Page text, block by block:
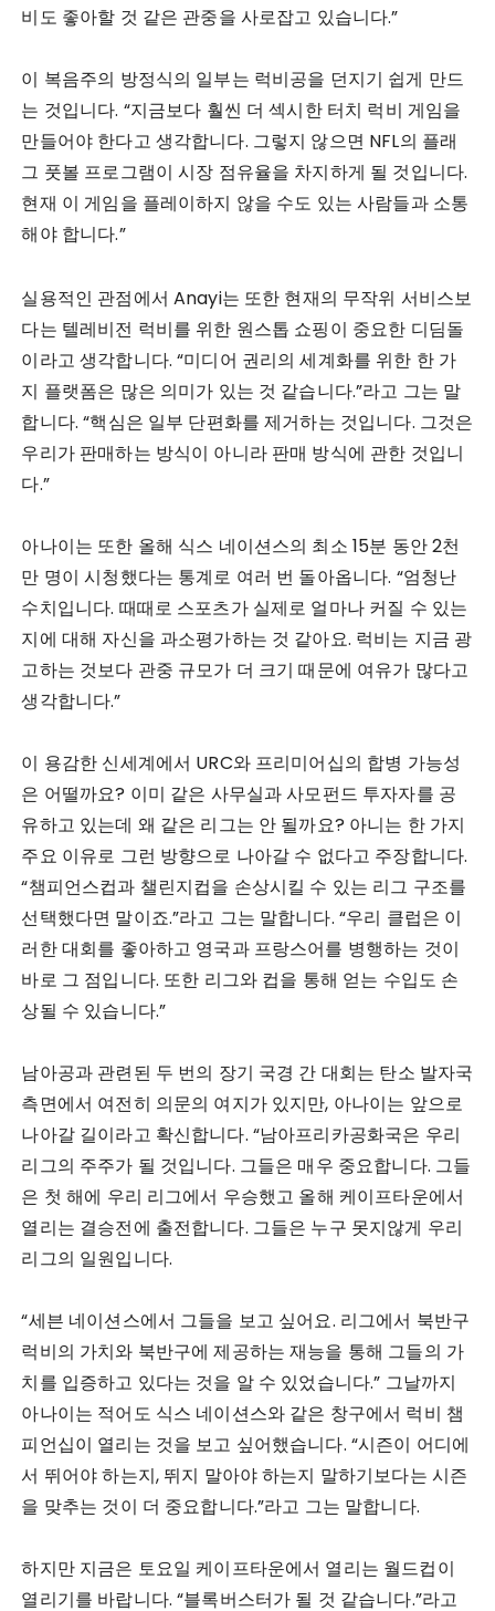
비도 좋아할 것 같은 관중을 사로잡고 있습니다.”
이 복음주의 방정식의 일부는 럭비공을 던지기 쉽게 만드
는 것입니다. “지금보다 훨씬 더 섹시한 터치 럭비 게임을
만들어야 한다고 생각합니다. 그렇지 않으면 NFL의 플래
그 풋볼 프로그램이 시장 점유율을 차지하게 될 것입니다.
현재 이 게임을 플레이하지 않을 수도 있는 사람들과 소통
해야 합니다.”
실용적인 관점에서 Anayi는 또한 현재의 무작위 서비스보
다는 텔레비전 럭비를 위한 원스톱 쇼핑이 중요한 디딤돌
이라고 생각합니다. “미디어 권리의 세계화를 위한 한 가
지 플랫폼은 많은 의미가 있는 것 같습니다.”라고 그는 말
합니다. “핵심은 일부 단편화를 제거하는 것입니다. 그것은
우리가 판매하는 방식이 아니라 판매 방식에 관한 것입니
다.”
아나이는 또한 올해 식스 네이션스의 최소 15분 동안 2천
만 명이 시청했다는 통계로 여러 번 돌아옵니다. “엄청난
수치입니다. 때때로 스포츠가 실제로 얼마나 커질 수 있는
지에 대해 자신을 과소평가하는 것 같아요. 럭비는 지금 광
고하는 것보다 관중 규모가 더 크기 때문에 여유가 많다고
생각합니다.”
이 용감한 신세계에서 URC와 프리미어십의 합병 가능성
은 어떨까요? 이미 같은 사무실과 사모펀드 투자자를 공
유하고 있는데 왜 같은 리그는 안 될까요? 아니는 한 가지
주요 이유로 그런 방향으로 나아갈 수 없다고 주장합니다.
“챔피언스컵과 챌린지컵을 손상시킬 수 있는 리그 구조를
선택했다면 말이죠.”라고 그는 말합니다. “우리 클럽은 이
러한 대회를 좋아하고 영국과 프랑스어를 병행하는 것이
바로 그 점입니다. 또한 리그와 컵을 통해 얻는 수입도 손
상될 수 있습니다.”
남아공과 관련된 두 번의 장기 국경 간 대회는 탄소 발자국
측면에서 여전히 의문의 여지가 있지만, 아나이는 앞으로
나아갈 길이라고 확신합니다. “남아프리카공화국은 우리
리그의 주주가 될 것입니다. 그들은 매우 중요합니다. 그들
은 첫 해에 우리 리그에서 우승했고 올해 케이프타운에서
열리는 결승전에 출전합니다. 그들은 누구 못지않게 우리
리그의 일원입니다.
“세븐 네이션스에서 그들을 보고 싶어요. 리그에서 북반구
럭비의 가치와 북반구에 제공하는 재능을 통해 그들의 가
치를 입증하고 있다는 것을 알 수 있었습니다.” 그날까지
아나이는 적어도 식스 네이션스와 같은 창구에서 럭비 챔
피언십이 열리는 것을 보고 싶어했습니다. “시즌이 어디에
서 뛰어야 하는지, 뛰지 말아야 하는지 말하기보다는 시즌
을 맞추는 것이 더 중요합니다.”라고 그는 말합니다.
하지만 지금은 토요일 케이프타운에서 열리는 월드컵이
열리기를 바랍니다. “블록버스터가 될 것 같습니다.”라고